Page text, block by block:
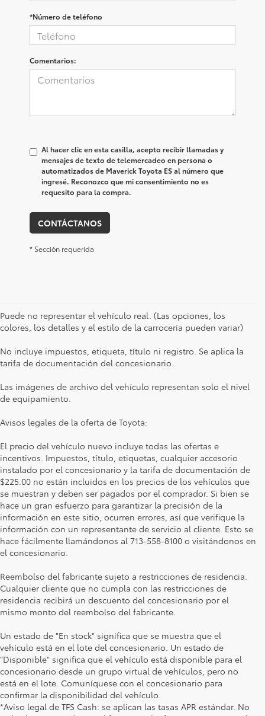
*Número de teléfono
Comentarios:
Al hacer clic en esta casilla, acepto recibir llamadas y
mensajes de texto de telemercadeo en persona o
automatizados de Maverick Toyota ES al número que
ingresé. Reconozco que mi consentimiento no es
requesito para la compra.
CONTÁCTANOS
* Sección requerida
Puede no representar el vehículo real. (Las opciones, los
colores, los detalles y el estilo de la carrocería pueden variar)
No incluye impuestos, etiqueta, título ni registro. Se aplica la
tarifa de documentación del concesionario.
Las imágenes de archivo del vehículo representan solo el nivel
de equipamiento.
Avisos legales de la oferta de Toyota:
El precio del vehículo nuevo incluye todas las ofertas e
incentivos. Impuestos, título, etiquetas, cualquier accesorio
instalado por el concesionario y la tarifa de documentación de
$225.00 no están incluidos en los precios de los vehículos que
se muestran y deben ser pagados por el comprador. Si bien se
hace un gran esfuerzo para garantizar la precisión de la
información en este sitio, ocurren errores, así que verifique la
información con un representante de servicio al cliente. Esto se
hace fácilmente llamándonos al 713-558-8100 o visitándonos en
el concesionario.
Reembolso del fabricante sujeto a restricciones de residencia.
Cualquier cliente que no cumpla con las restricciones de
residencia recibirá un descuento del concesionario por el
mismo monto del reembolso del fabricante.
Un estado de "En stock" significa que se muestra que el
vehículo está en el lote del concesionario. Un estado de
"Disponible" significa que el vehículo está disponible para el
concesionario desde un grupo virtual de vehículos, pero no
está en el lote. Comuníquese con el concesionario para
confirmar la disponibilidad del vehículo.
*Aviso legal de TFS Cash: se aplican las tasas APR estándar. No